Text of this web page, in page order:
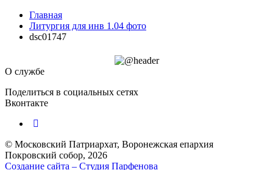
Главная
Литургия для инв 1.04 фото
dsc01747
О службе
Поделиться в социальных сетях
Вконтакте
© Московский Патриархат, Воронежcкая епархия
Покровский собор, 2026
Создание сайта – Cтудия Парфенова